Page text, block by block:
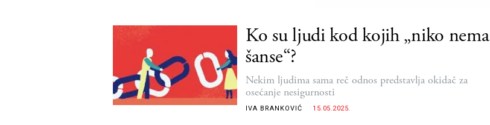
Ko su ljudi kod kojih „niko nema
šanse“?
Nekim ljudima sama reč odnos predstavlja okidač za
osećanje nesigurnosti
IVA BRANKOVIĆ 15.05.2025.